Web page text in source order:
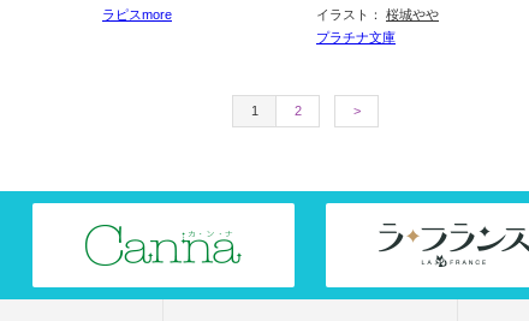
ラピスmore
イラスト： 桜城やや
プラチナ文庫
1 2 >